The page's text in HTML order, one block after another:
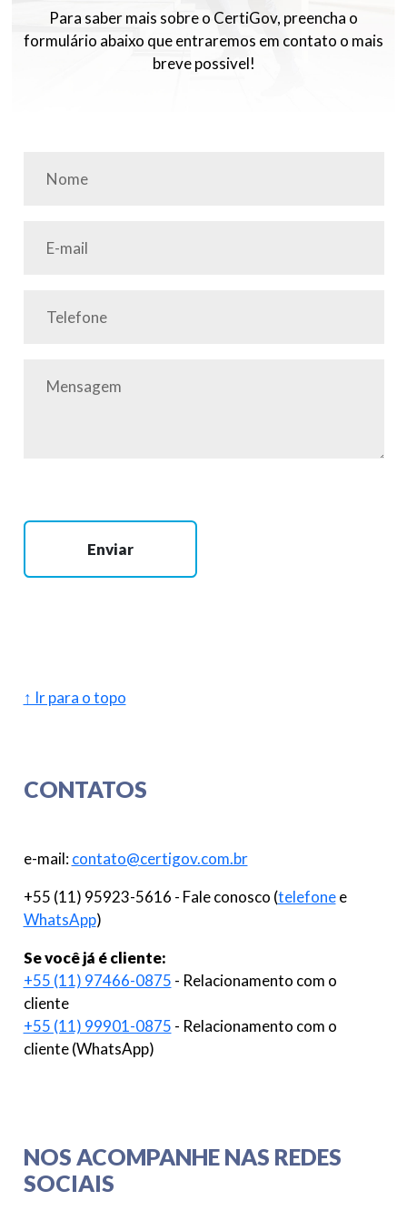
Para saber mais sobre o CertiGov, preencha o
formulário abaixo que entraremos em contato o mais
breve possivel!
Enviar
↑ Ir para o topo
CONTATOS
e-mail:contato@certigov.com.br
+55 (11) 95923-5616 - Fale conosco (telefonee
WhatsApp)
Se você já é cliente:
+55 (11) 97466-0875 - Relacionamento com o
cliente
+55 (11) 99901-0875 - Relacionamento com o
cliente (WhatsApp)
NOS ACOMPANHE NAS REDES
SOCIAIS